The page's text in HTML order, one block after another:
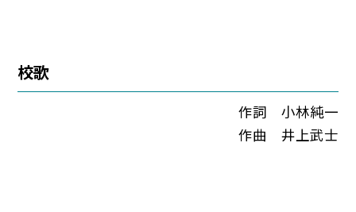
校歌
作詞 小林純一
作曲 井上武士